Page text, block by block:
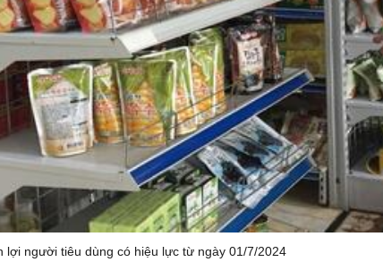
lợi người tiêu dùng có hiệu lực từ ngày 01/7/2024